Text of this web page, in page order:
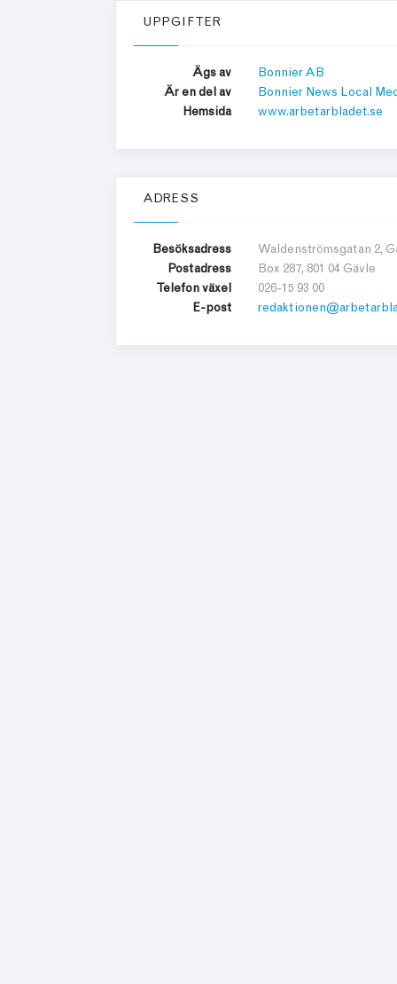
UPPGIFTER
Ägs av
Bonnier AB
Är en del av
Bonnier News Local
Hemsida
www.arbetarbladet.se
ADRESS
Besöksadress
Waldenströmsgatan 2,
Postadress
Box 287, 801 04 Gävle
Telefon växel
026-15 93 00
E-post